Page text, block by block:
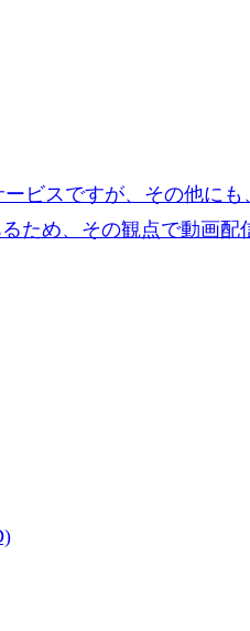
ビスですが、その他に
ため、その観点で動画配